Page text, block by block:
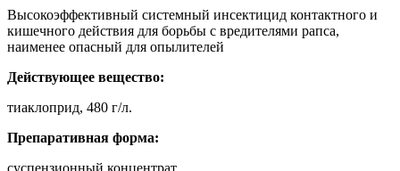
Высокоэффективный системный инсектицид контактного и
кишечного действия для борьбы с вредителями рапса,
наименее опасный для опылителей
Действующее вещество:
тиаклоприд, 480 г/л.
Препаративная форма: